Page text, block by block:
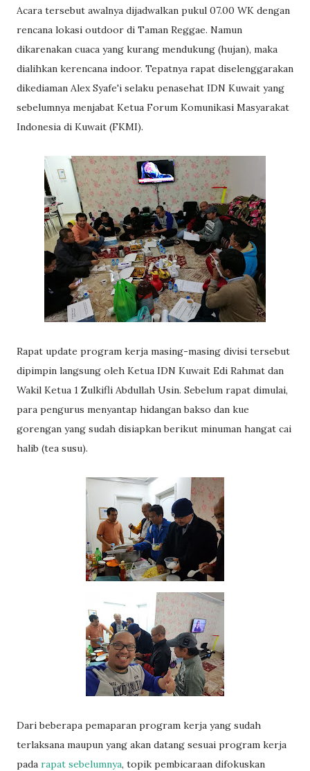
Acara tersebut awalnya dijadwalkan pukul 07.00 WK dengan
rencana lokasi outdoor di Taman Reggae. Namun
dikarenakan cuaca yang kurang mendukung (hujan), maka
dialihkan kerencana indoor. Tepatnya rapat diselenggarakan
dikediaman Alex Syafe'i selaku penasehat IDN Kuwait yang
sebelumnya menjabat Ketua Forum Komunikasi Masyarakat
Indonesia di Kuwait (FKMI).
Rapat update program kerja masing-masing divisi tersebut
dipimpin langsung oleh Ketua IDN Kuwait Edi Rahmat dan
Wakil Ketua 1 Zulkifli Abdullah Usin. Sebelum rapat dimulai,
para pengurus menyantap hidangan bakso dan kue
gorengan yang sudah disiapkan berikut minuman hangat cai
halib (tea susu).
Dari beberapa pemaparan program kerja yang sudah
terlaksana maupun yang akan datang sesuai program kerja
pada rapat sebelumnya, topik pembicaraan difokuskan